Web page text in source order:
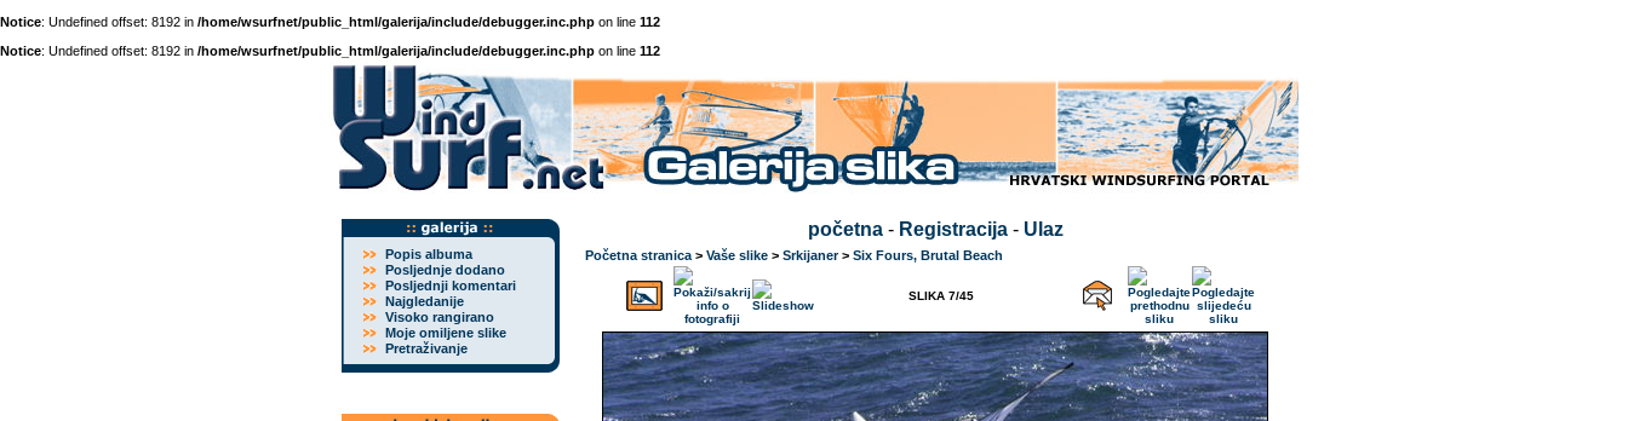
Notice: Undefined offset: 8192 in /home/wsurfnet/public_html/galerija/include/debugger.inc.php on line 112
Notice: Undefined offset: 8192 in /home/wsurfnet/public_html/galerija/include/debugger.inc.php on line 112
Popis albuma
Posljednje dodano
Posljednji komentari
Najgledanije
Visoko rangirano
Moje omiljene slike
Pretraživanje
početna- Registracija- Ulaz
Početna stranica > Vaše slike > Srkijaner> Six Fours, Brutal Beach
SLIKA 7/45